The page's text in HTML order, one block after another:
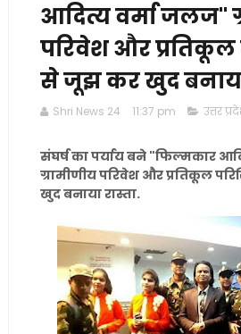
आदित्य वर्मा जलज"
परिवेश और प्रतिकूल
से जूझ कर खुद बनाया
Shri News 24 11:37 pm उत्तर
संघर्ष का पर्याय बने "फिल्मकार
ग्रामीणीय परिवेश और प्रतिकूल
खुद बनाया रास्ता.